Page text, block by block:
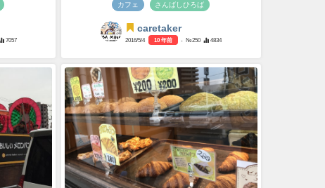
7057
カフェ さんばしひろば
caretaker
2016/5/4 10 年前 - №250 4834